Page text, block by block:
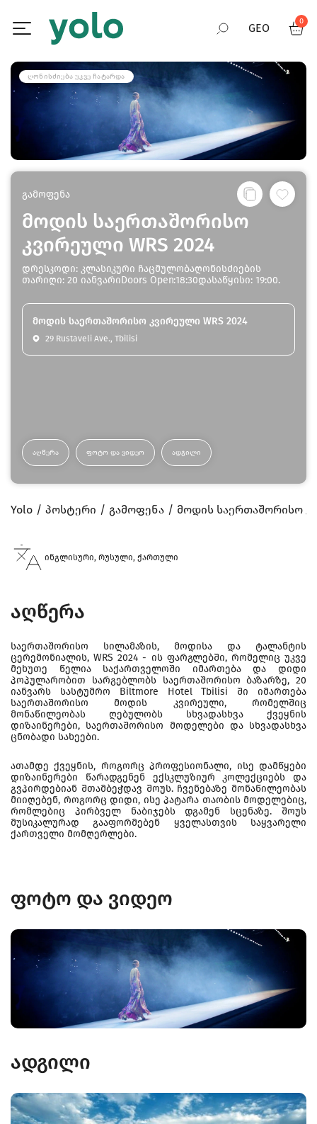
GEO
RUS
ENG
0
ᲦᲝᲜᲘᲡᲫᲘᲔᲑᲐ ᲣᲙᲕᲔ ᲩᲐᲢᲐᲠᲓᲐ
გამოფენა
მოდის საერთაშორისო
კვირეული WRS 2024
დრესკოდი: კლასიკური ჩაცმულობაღონისძიების
თარიღი: 20 იანვარიDoors Open:18:30დასაწყისი: 19:00.
მოდის საერთაშორისო კვირეული WRS 2024
29 Rustaveli Ave., Tbilisi
ᲐᲦᲬᲔᲠᲐ ᲤᲝᲢᲝ ᲓᲐ ᲕᲘᲓᲔᲝ ᲐᲓᲒᲘᲚᲘ
Yolo პოსტერი გამოფენა მოდის საერთაშორისო
ინგლისური, რუსული, ქართული
აღწერა
საერთაშორისო სილამაზის, მოდისა და ტალანტის
ცერემონიალის, WRS 2024 - ის ფარგლებში, რომელიც უკვე
მეხუთე წელია საქართველოში იმართება და დიდი
პოპულარობით სარგებლობს საერთაშორისო ბაზარზე, 20
იანვარს სასტუმრო Biltmore Hotel Tbilisi ში იმართება
საერთაშორისო მოდის კვირეული, რომელშიც
მონაწილეობას ღებულობს სხვადასხვა ქვეყნის
დიზაინერები, საერთაშორისო მოდელები და სხვადასხვა
ცნობადი სახეები.
ათამდე ქვეყნის, როგორც პროფესიონალი, ისე დამწყები
დიზაინერები წარადგენენ ექსკლუზიურ კოლექციებს და
გვპირდებიან შთამბეჭდავ შოუს. ჩვენებაზე მონაწილეობას
მიიღებენ, როგორც დიდი, ისე პატარა თაობის მოდელებიც,
რომლებიც პირბველ ნაბიჯებს დგამენ სცენაზე. შოუს
მუსიკალურად გააფორმებენ ყველასთვის საყვარელი
ქართველი მომღერლები.
ფოტო და ვიდეო
ადგილი